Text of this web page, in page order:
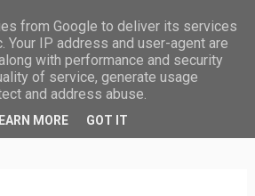
from Google to deliver its services
Your IP address and user-agent are
with performance and security
of service, generate usage
and address abuse.
MORE GOT IT